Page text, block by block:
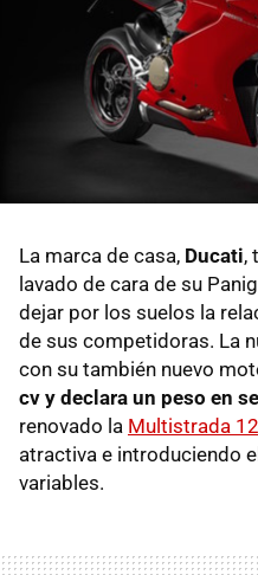
La marca de casa, Ducati,
lavado de cara de su
dejar por los suelos la
de sus competidoras. La
con su también nuevo
cv y declara un peso en
renovado la Multistrada
atractiva e introduciendo
variables.